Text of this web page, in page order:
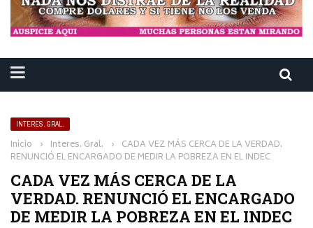
INTERES. GRAL.
Inicio › Interes. Gral. › CADA VEZ MÁS CERCA DE LA VERDAD.
RENUNCIÓ EL ENCARGADO DE MEDIR LA POBREZA EN EL INDEC
CADA VEZ MÁS CERCA DE LA
VERDAD. RENUNCIÓ EL ENCARGADO
DE MEDIR LA POBREZA EN EL INDEC